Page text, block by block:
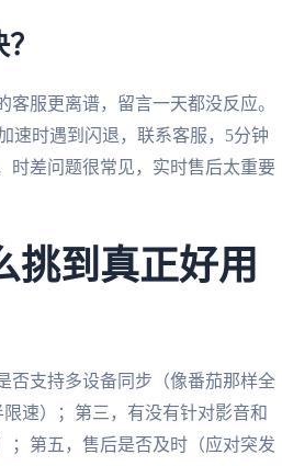
服更离谱，留言一天都没反应。
速时遇到闪退，联系客服，5分钟
时差问题很常见，实时售后太重要
挑到真正好用
否支持多设备同步（像番茄那样全
速）；第三，有没有针对影音和
；第五，售后是否及时（应对突发